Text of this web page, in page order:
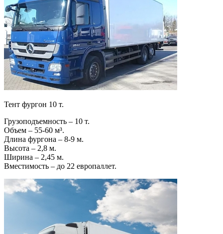
Тент фургон 10 т.
Грузоподъемность – 10 т.
Объем – 55-60 м³.
Длина фургона – 8-9 м.
Высота – 2,8 м.
Ширина – 2,45 м.
Вместимость – до 22 европаллет.